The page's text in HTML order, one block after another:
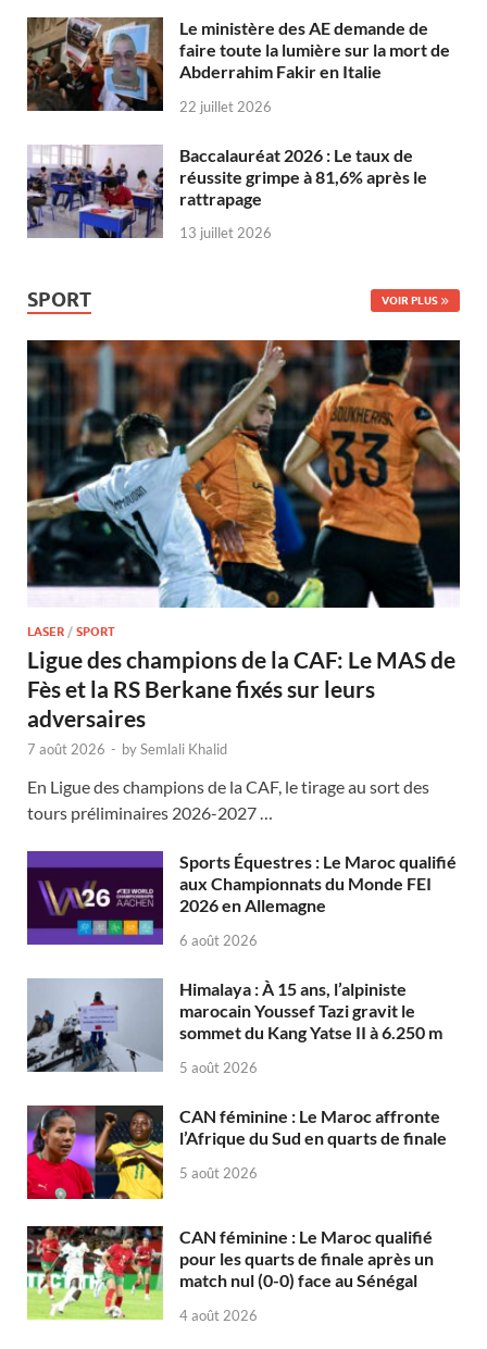
Le ministère des AE demande de
faire toute la lumière sur la mort de
Abderrahim Fakir en Italie
22 juillet 2026
Baccalauréat 2026 : Le taux de
réussite grimpe à 81,6% après le
rattrapage
13 juillet 2026
SPORT VOIR PLUS
LASER / SPORT
Ligue des champions de la CAF: Le MAS de
Fès et la RS Berkane fixés sur leurs
adversaires
7 août 2026 - bySemlali Khalid
En Ligue des champions de la CAF, le tirage au sort des
tours préliminaires 2026-2027 …
Sports Équestres : Le Maroc qualifié
aux Championnats du Monde FEI
2026 en Allemagne
6 août 2026
Himalaya : À 15 ans, l’alpiniste
marocain Youssef Tazi gravit le
sommet du Kang Yatse II à 6.250 m
5 août 2026
CAN féminine : Le Maroc affronte
l’Afrique du Sud en quarts de finale
5 août 2026
CAN féminine : Le Maroc qualifié
pour les quarts de finale après un
match nul (0-0) face au Sénégal
4 août 2026